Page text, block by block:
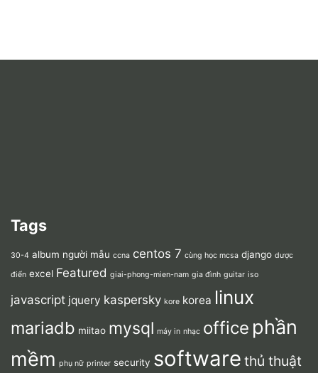
Tags
30-4 album người mẫu ccna centos 7 cùng học mcsa django dược
điển excel Featured giai-phong-mien-nam gia đình guitar iso
javascript jquery kaspersky kore korea linux
mariadb miitao mysql máy in nhạc office phần
mềm phụ nữ printer security software thủ thuật